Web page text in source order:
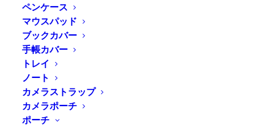
ペンケース
マウスパッド
ブックカバー
手帳カバー
トレイ
ノート
カメラストラップ
カメラポーチ
ポーチ